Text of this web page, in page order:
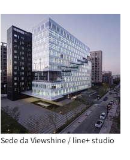
Sede da Viewshine / line+ studio